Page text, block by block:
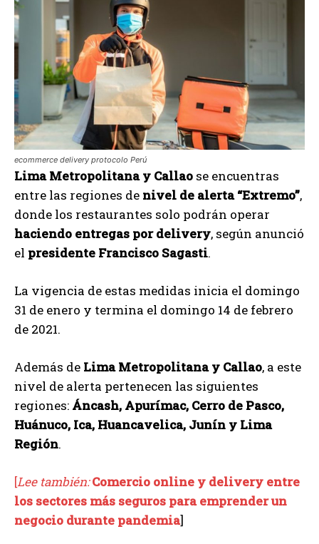
ecommerce delivery protocolo Perú
Lima Metropolitana y Callao se encuentras
entre las regiones de nivel de alerta “Extremo”,
donde los restaurantes solo podrán operar
haciendo entregas por delivery, según anunció
el presidente Francisco Sagasti.
La vigencia de estas medidas inicia el domingo
31 de enero y termina el domingo 14 de febrero
de 2021.
Además de Lima Metropolitana y Callao, a este
nivel de alerta pertenecen las siguientes
regiones: Áncash, Apurímac, Cerro de Pasco,
Huánuco, Ica, Huancavelica, Junín y Lima
Región.
[Lee también: Comercio online y delivery entre
los sectores más seguros para emprender un
negocio durante pandemia]